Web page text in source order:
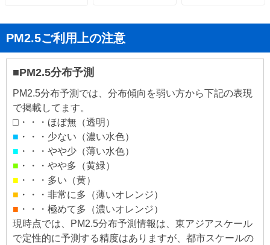
PM2.5ご利用上の注意
■PM2.5分布予測
PM2.5分布予測では、分布傾向を弱い方から下記の表現
で掲載してます。
□・・・ほぼ無（透明）
■ ・・・少ない（濃い水色）
■ ・・・やや少（薄い水色）
■ ・・・やや多（黄緑）
■ ・・・多い（黄）
■ ・・・非常に多（薄いオレンジ）
■ ・・・極めて多（濃いオレンジ）
現時点では、PM2.5分布予測情報は、東アジアスケール
で定性的に予測する精度はありますが、都市スケールの